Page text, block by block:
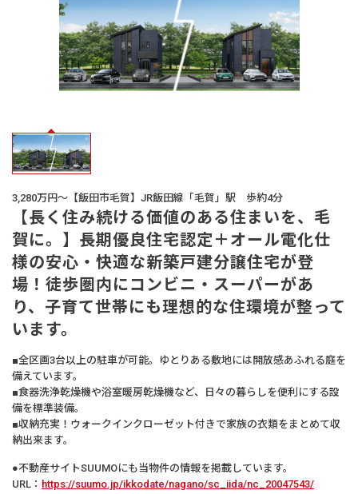
生活サービス・その他
企業・IR情報
3,280万円～【飯田市毛賀】JR飯田線「毛賀」駅 歩約4分
【長く住み続ける価値のある住まいを、毛
賀に。】長期優良住宅認定＋オール電化仕
様の安心・快適な新築戸建分譲住宅が登
場！徒歩圏内にコンビニ・スーパーがあ
り、子育て世帯にも理想的な住環境が整って
います。
■全区画3台以上の駐車が可能。ゆとりある敷地には開放感あふれる庭を
備えています。
■食器洗浄乾燥機や浴室暖房乾燥機など、日々の暮らしを便利にする設
備を標準装備。
■収納充実！ウォークインクローゼット付きで家族の衣類をまとめて収
納出来ます。
●不動産サイトSUUMOにも当物件の情報を掲載しています。
URL： https://suumo.jp/ikkodate/nagano/sc_iida/nc_20047543/